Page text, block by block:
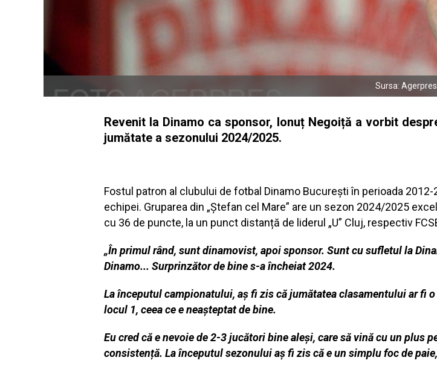
Sursa: Agerpres
Revenit la Dinamo ca sponsor, Ionuț Negoiță a vorbit
jumătate a sezonului 2024/2025.
Fostul patron al clubului de fotbal Dinamo București în perioada
echipei. Gruparea din „Ștefan cel Mare” are un sezon 2024/2025
cu 36 de puncte, la un punct distanță de liderul „U” Cluj, respectiv
„În primul rând, sunt dinamovist, apoi sponsor. Sunt cu sufletul la
Dinamo... Surprinzător de bine s-a încheiat 2024.
La începutul campionatului, aș fi zis că jumătatea clasamentului ar fi
locul 1, ceea ce e neașteptat de bine.
Eu cred că e nevoie de 2-3 jucători bine aleși, care să vină cu un plus
consistență. La începutul sezonului aș fi zis că e un simplu foc de